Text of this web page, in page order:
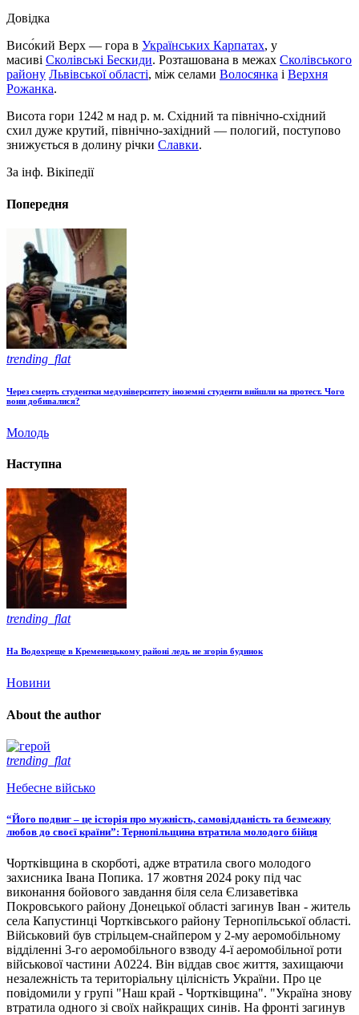
Довідка
Висо́кий Верх — гора в Українських Карпатах, у
масиві Сколівські Бескиди. Розташована в межах Сколівського
району Львівської області, між селами Волосянка і Верхня
Рожанка.
Висота гори 1242 м над р. м. Східний та північно-східний
схил дуже крутий, північно-західний — пологий, поступово
знижується в долину річки Славки.
За інф. Вікіпедії
Попередня
trending_flat
Через смерть студентки медуніверситету іноземні студенти вийшли на протест. Чого
вони добивалися?
Молодь
Наступна
trending_flat
На Водохреще в Кременецькому районі ледь не згорів будинок
Новини
About the author
trending_flat
Небесне військо
“Його подвиг – це історія про мужність, самовідданість та безмежну
любов до своєї країни”: Тернопільщина втратила молодого бійця
Чортківщина в скорботі, адже втратила свого молодого
захисника Івана Попика. 17 жовтня 2024 року під час
виконання бойового завдання біля села Єлизаветівка
Покровського району Донецької області загинув Іван - житель
села Капустинці Чортківського району Тернопільської області.
Військовий був стрільцем-снайпером у 2-му аеромобільному
відділенні 3-го аеромобільного взводу 4-ї аеромобільної роти
військової частини А0224. Він віддав своє життя, захищаючи
незалежність та територіальну цілісність України. Про це
повідомили у групі "Наш край - Чортківщина". "Україна знову
втратила одного зі своїх найкращих синів. На фронті загинув